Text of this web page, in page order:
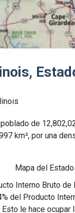
Illinois
de
km², por una
Mapa del
Interno Bruto
del Producto
le hace